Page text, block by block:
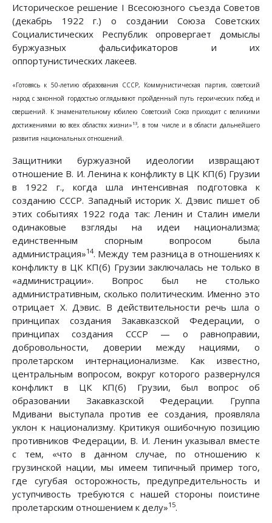
Историческое решение I Всесоюзного съезда Советов
(декабрь 1922 г.) о создании Союза Советских
Социалистических Республик опровергает домыслы
буржуазных фальсификаторов и их
оппортунистических лакеев.
«Готовясь к 50-летию образования СССР, Коммунистическая партия, советский
народ с законной гордостью оглядывают пройденный путь героических побед и
свершений. К знаменательному юбилею Советский Союз приходит с великими
достижениями во всех областях жизни» 13, в том числе и в области дальнейшего
развития национальных отношений.
Защитники буржуазной идеологии извращают
отношение В. И. Ленина к конфликту в ЦК КП(б) Грузии
в 1922 г., когда шла интенсивная подготовка к
созданию СССР. Западный историк X. Дэвис пишет об
этих событиях 1922 года так: Ленин и Сталин имели
одинаковые взгляды на идеи национализма;
единственным спорным вопросом была
администрация»14. Между тем разница в отношениях к
конфликту в ЦК КП(б) Грузии заключалась не только в
«администрации». Вопрос был не столько
административным, сколько политическим. Именно это
отрицает X. Дэвис. В действительности речь шла о
принципах создания Закавказской Федерации, о
принципах создания СССР — о равноправии,
добровольности, доверии между нациями, о
пролетарском интернационализме. Как известно,
центральным вопросом, вокруг которого развернулся
конфликт в ЦК КП(б) Грузии, был вопрос об
образовании Закавказской Федерации. Группа
Мдивани выступала против ее создания, проявляла
уклон к национализму. Критикуя ошибочную позицию
противников Федерации, В. И. Ленин указывал вместе
с тем, «что в данном случае, по отношению к
грузинской нации, мы имеем типичный пример того,
где сугубая осторожность, предупредительность и
уступчивость требуются с нашей стороны поистине
пролетарским отношением к делу»15.